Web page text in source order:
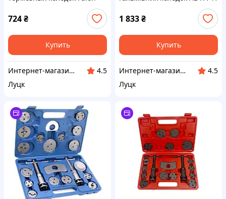
724₴
Купить
Интернет-магазин EUROCRAFT
4.5
Луцк
1 833₴
Купить
Интернет-магазин EUROCRAFT
4.5
Луцк